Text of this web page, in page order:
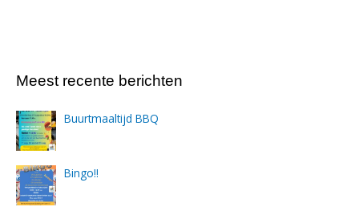
Meest recente berichten
Buurtmaaltijd BBQ
Bingo!!